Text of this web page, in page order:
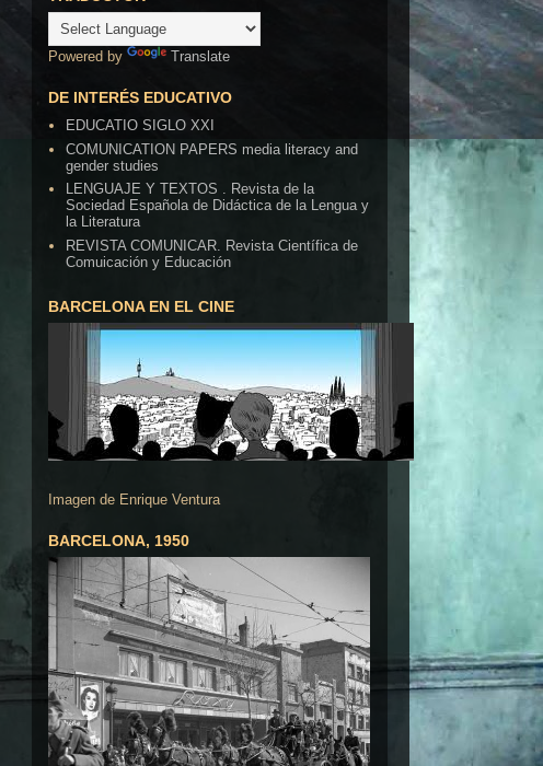
Powered by Translate
DE INTERÉS EDUCATIVO
EDUCATIO SIGLO XXI
COMUNICATION PAPERS media literacy and
gender studies
LENGUAJE Y TEXTOS . Revista de la
Sociedad Española de Didáctica de la Lengua y
la Literatura
REVISTA COMUNICAR. Revista Científica de
Comuicación y Educación
BARCELONA EN EL CINE
Imagen de Enrique Ventura
BARCELONA, 1950